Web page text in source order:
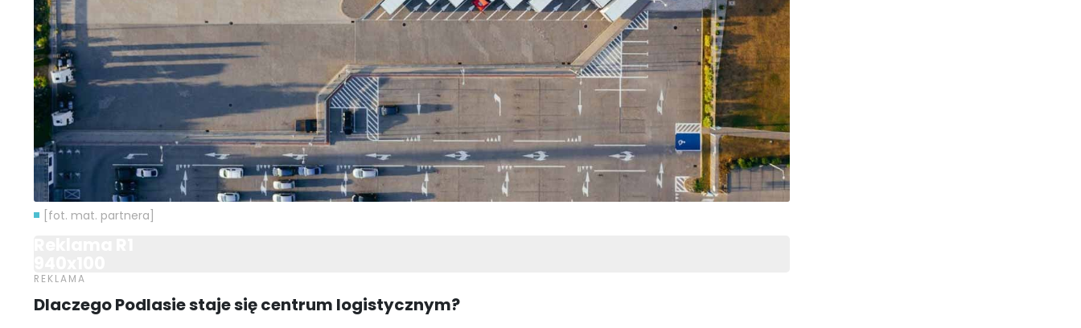
[fot. mat. partnera]
Dlaczego Podlasie staje się centrum logistycznym?